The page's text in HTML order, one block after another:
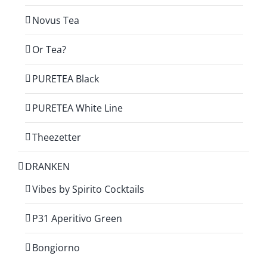
Novus Tea
Or Tea?
PURETEA Black
PURETEA White Line
Theezetter
DRANKEN
Vibes by Spirito Cocktails
P31 Aperitivo Green
Bongiorno